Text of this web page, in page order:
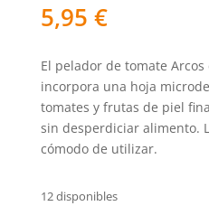
5,95 €
El pelador de tomate
incorpora una hoja
tomates y frutas de piel
sin desperdiciar alimento.
cómodo de utilizar.
12 disponibles